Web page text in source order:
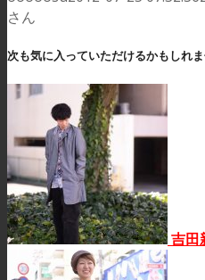
さん
次も気に入っていただけるかもしれま
吉田